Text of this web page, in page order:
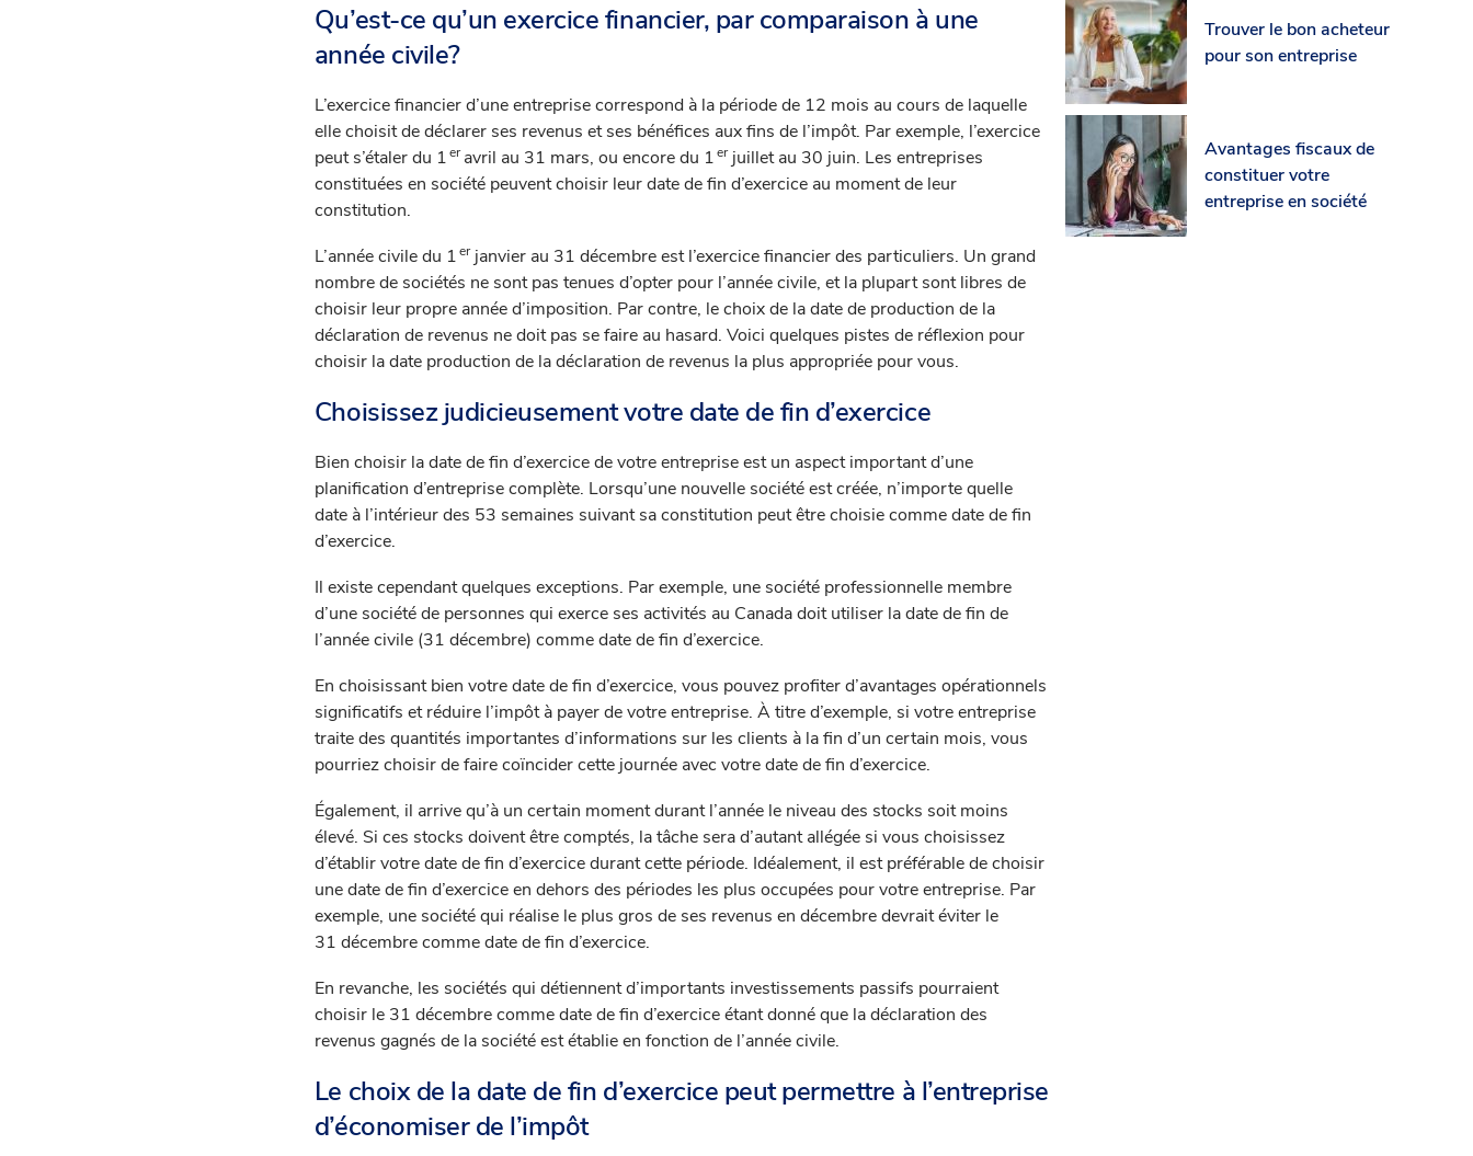
Qu’est-ce qu’un exercice financier, par comparaison à une
année civile?
L’exercice financier d’une entreprise correspond à la période de 12 mois au cours de laquelle
elle choisit de déclarer ses revenus et ses bénéfices aux fins de l’impôt. Par exemple, l’exercice
peut s’étaler du 1eravril au 31 mars, ou encore du 1erjuillet au 30 juin. Les entreprises
constituées en société peuvent choisir leur date de fin d’exercice au moment de leur
constitution.
L’année civile du 1erjanvier au 31 décembre est l’exercice financier des particuliers. Un grand
nombre de sociétés ne sont pas tenues d’opter pour l’année civile, et la plupart sont libres de
choisir leur propre année d’imposition. Par contre, le choix de la date de production de la
déclaration de revenus ne doit pas se faire au hasard. Voici quelques pistes de réflexion pour
choisir la date production de la déclaration de revenus la plus appropriée pour vous.
Choisissez judicieusement votre date de fin d’exercice
Bien choisir la date de fin d’exercice de votre entreprise est un aspect important d’une
planification d’entreprise complète. Lorsqu’une nouvelle société est créée, n’importe quelle
date à l’intérieur des 53 semaines suivant sa constitution peut être choisie comme date de fin
d’exercice.
Il existe cependant quelques exceptions. Par exemple, une société professionnelle membre
d’une société de personnes qui exerce ses activités au Canada doit utiliser la date de fin de
l’année civile (31 décembre) comme date de fin d’exercice.
En choisissant bien votre date de fin d’exercice, vous pouvez profiter d’avantages opérationnels
significatifs et réduire l’impôt à payer de votre entreprise. À titre d’exemple, si votre entreprise
traite des quantités importantes d’informations sur les clients à la fin d’un certain mois, vous
pourriez choisir de faire coïncider cette journée avec votre date de fin d’exercice.
Également, il arrive qu’à un certain moment durant l’année le niveau des stocks soit moins
élevé. Si ces stocks doivent être comptés, la tâche sera d’autant allégée si vous choisissez
d’établir votre date de fin d’exercice durant cette période. Idéalement, il est préférable de choisir
une date de fin d’exercice en dehors des périodes les plus occupées pour votre entreprise. Par
exemple, une société qui réalise le plus gros de ses revenus en décembre devrait éviter le
31 décembre comme date de fin d’exercice.
En revanche, les sociétés qui détiennent d’importants investissements passifs pourraient
choisir le 31 décembre comme date de fin d’exercice étant donné que la déclaration des
revenus gagnés de la société est établie en fonction de l’année civile.
Le choix de la date de fin d’exercice peut permettre à l’entreprise
d’économiser de l’impôt
Trouver le bon acheteur
pour son entreprise
Avantages fiscaux de
constituer votre
entreprise en société